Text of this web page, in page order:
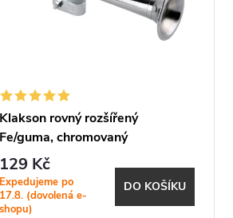
Klakson rovný rozšířený
Fe/guma, chromovaný
129 Kč
Expedujeme po
17.8. (dovolená e-
shopu)
DO KOŠÍKU